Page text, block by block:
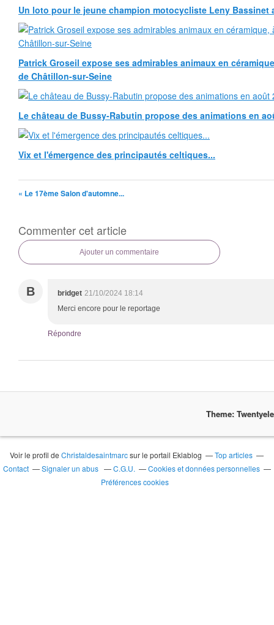
Un loto pour le jeune champion motocycliste Leny Bassinet
Patrick Groseil expose ses admirables animaux en
de Châtillon-sur-Seine
Le château de Bussy-Rabutin propose des animations en
Vix et l'émergence des principautés celtiques...
« Le 17ème Salon d'automne...
Commenter cet article
Ajouter un commentaire
B bridget 21/10/2024 18:14
Merci encore pour le reportage
Répondre
Theme:
Voir le profil deChristaldesaintmarcsur le portail Eklablog
Top articles
Contact
Signaler un abus C.G.U.
Cookies et données personnelles
Préférences cookies